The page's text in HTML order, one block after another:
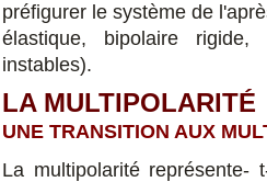
préfigurer le système de
élastique, bipolaire
instables).
LA MULTIPOLARITÉ
UNE TRANSITION AUX
La multipolarité représente-